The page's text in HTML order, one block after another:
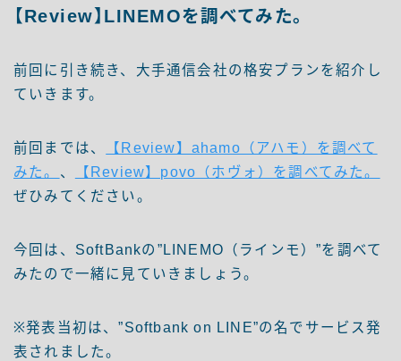
【Review】LINEMOを調べてみた。
前回に引き続き、大手通信会社の格安プランを紹介し
ていきます。
前回までは、
【Review】ahamo（アハモ）を調べて
みた。 、
【Review】povo（ホヴォ）を調べてみた。
ぜひみてください。
今回は、SoftBankの”LINEMO（ラインモ）”を調べて
みたので一緒に見ていきましょう。
※発表当初は、”Softbank on LINE”の名でサービス発
表されました。